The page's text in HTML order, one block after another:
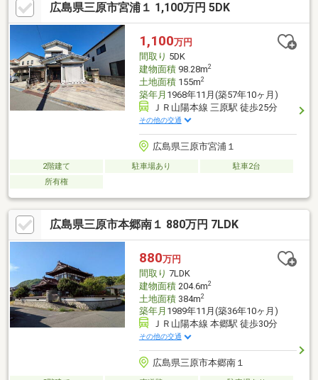
広島県三原市宮浦１ 1,100万円 5DK
1,100万円
間取り 5DK
建物面積98.28m2
土地面積155m2
築年月 1968年11月(築57年10ヶ月)
ＪＲ山陽本線 三原駅 徒歩25分
その他の交通
広島県三原市宮浦１
2階建て 駐車場あり
駐車2台
所有権
広島県三原市本郷南１ 880万円 7LDK
880万円
間取り 7LDK
建物面積204.6m2
土地面積384m2
築年月 1989年11月(築36年10ヶ月)
ＪＲ山陽本線 本郷駅 徒歩30分
その他の交通
広島県三原市本郷南１